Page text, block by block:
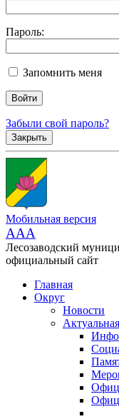
Пароль:
Запомнить меня
Забыли свой пароль?
Закрыть
Мобильная версия
AAA
Лесозаводский
официальный сайт
Главная
Округ
Новости